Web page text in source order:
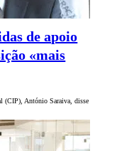
de apoio
«mais
(CIP), António Saraiva, disse